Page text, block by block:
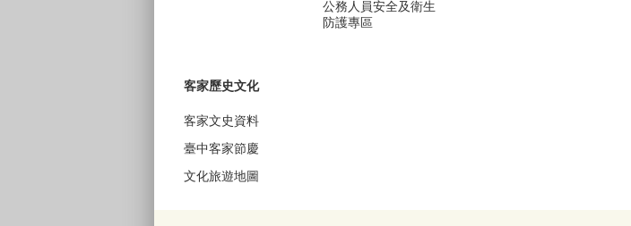
公務人員安全及衛生
防護專區
客家歷史文化
客家文史資料
臺中客家節慶
文化旅遊地圖